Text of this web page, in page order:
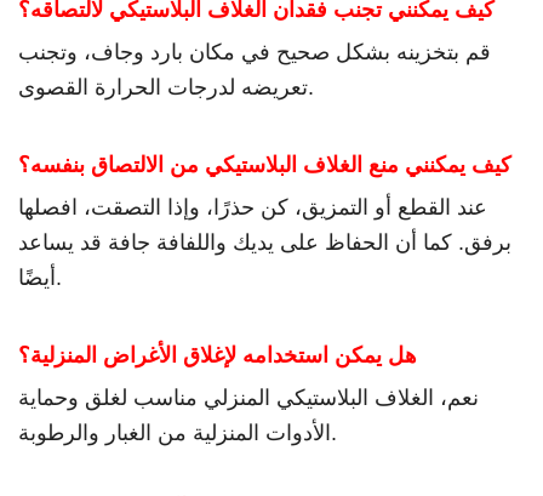
كيف يمكنني تجنب فقدان الغلاف البلاستيكي لالتصاقه؟
قم بتخزينه بشكل صحيح في مكان بارد وجاف، وتجنب
تعريضه لدرجات الحرارة القصوى.
كيف يمكنني منع الغلاف البلاستيكي من الالتصاق بنفسه؟
عند القطع أو التمزيق، كن حذرًا، وإذا التصقت، افصلها
برفق. كما أن الحفاظ على يديك واللفافة جافة قد يساعد
أيضًا.
هل يمكن استخدامه لإغلاق الأغراض المنزلية؟
نعم، الغلاف البلاستيكي المنزلي مناسب لغلق وحماية
الأدوات المنزلية من الغبار والرطوبة.